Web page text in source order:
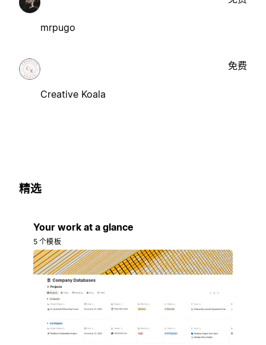
mrpugo
Creative Koala
免费
精选
Your work at a glance
5 个模板